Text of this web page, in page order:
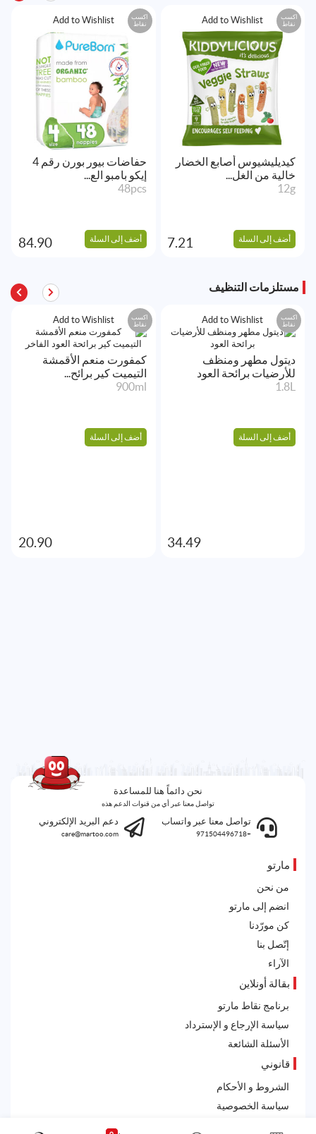
Add to Wishlist
اكسب
نقاط
كيديليشيوس أصابع الخضار
خالية من الغل...
12g
أضف إلى السلة 7.21
Add to Wishlist
اكسب
نقاط
حفاضات بيور بورن رقم 4
إيكو بامبو الع...
48pcs
أضف إلى السلة 84.90
مستلزمات التنظيف
Add to Wishlist
اكسب
نقاط
ديتول مطهر ومنظف
للأرضيات برائحة العود
1.8L
أضف إلى السلة
34.49
Add to Wishlist
اكسب
نقاط
كمفورت منعم الأقمشة
التيميت كير برائح...
900ml
أضف إلى السلة
20.90
نحن دائماً هنا للمساعدة
تواصل معنا عبر أي من قنوات الدعم هذه
تواصل معنا عبر واتساب
+971504496718
دعم البريد الإلكتروني
care@martoo.com
مارتو
من نحن
انضم إلى مارتو
كن مورّدنا
إتّصل بنا
الآراء
بقالة أونلاين
برنامج نقاط مارتو
سياسة الإرجاع و الإسترداد
الأسئلة الشائعة
قانوني
الشروط و الأحكام
سياسة الخصوصية